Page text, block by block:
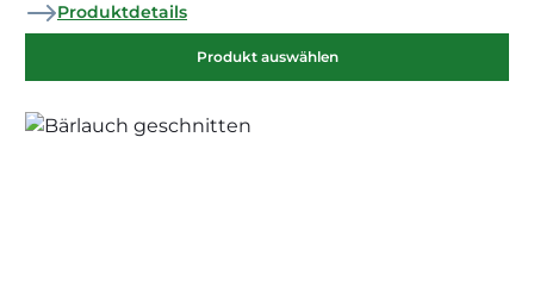
Produktdetails
Produkt auswählen